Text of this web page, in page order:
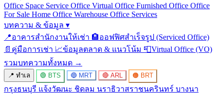
Office Space Service Office Virtual Office Furnished Office Office
For Sale Home Office Warehouse Office Services
บทความ & ข้อมูล ▾
📍อาคารสำนักงานให้เช่า 🏨ออฟฟิศสำเร็จรูป (Serviced Office)
📄 คู่มือการเช่า 📈ข้อมูลตลาด & แนวโน้ม 📮Virtual Office (VO)
รวมบทความทั้งหมด →
📍 ทำเล 🟢 BTS 🔵 MRT 🔴 ARL 🟠 BRT
กรุงธนบุรี แจ้งวัฒนะ ชิดลม นราธิวาสราชนครินทร์ บางนา